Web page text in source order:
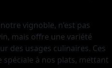
vignoble, n’est pas
mais offre une variété
des usages culinaires. Ces
à nos plats, mettant